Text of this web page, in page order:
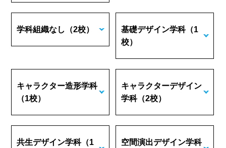
学科組織なし （2校） 基礎デザイン学科（1
校）
キャラクター造形学科
（1校）
キャラクターデザイン
学科（2校）
共生デザイン学科（1
空間演出デザイン学科